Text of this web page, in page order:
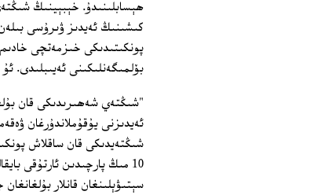
كىشىنىڭ ئەيدىز ۋىرۇسى
پونكىتىدىكى خىزمەتچى
بۆلمىگەنلىكىنى ئەيىبلىدى.
"شىڭتەي شەھىرىدىكى قان
ئەيدىزنى يۇقۇملاندۇرغان
شىڭتەيدىكى قان ساقلاش
سېتىۋېلىنغان قانلار